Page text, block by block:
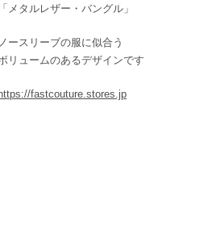
「メタルレザー・バングル」
ノースリーブの服に似合う
リュームのあるデザインです
https://fastcouture.stores.jp